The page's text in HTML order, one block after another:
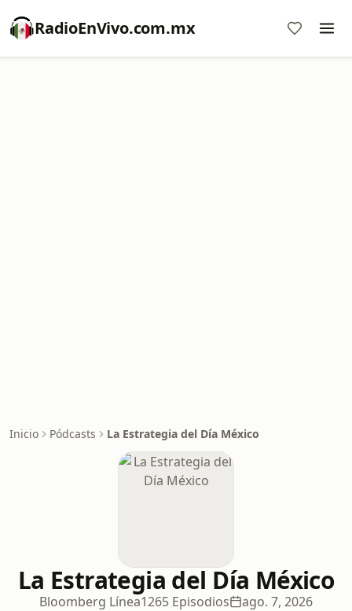
RadioEnVivo.com.mx
Inicio Pódcasts La Estrategia del Día México
La Estrategia del Día México
Bloomberg Línea1265 Episodios ago. 7, 2026